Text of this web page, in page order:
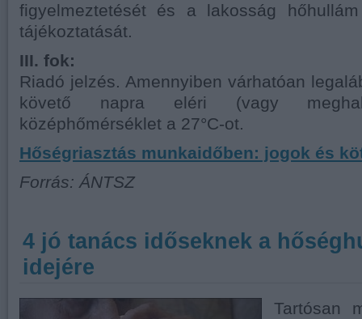
figyelmeztetését és a lakosság
tájékoztatását.
III. fok:
Riadó jelzés. Amennyiben várhatóan
követő napra eléri (vagy
középhőmérséklet a 27°C-ot.
Hőségriasztás munkaidőben: jogok és
Forrás: ÁNTSZ
4 jó tanács időseknek a
idejére
Tartósan